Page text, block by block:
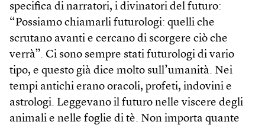
specifica di narratori, i divinatori del futuro:
“Possiamo chiamarli futurologi: quelli che
scrutano avanti e cercano di scorgere ciò che
verrà”. Ci sono sempre stati futurologi di vario
tipo, e questo già dice molto sull’umanità. Nei
tempi antichi erano oracoli, profeti, indovini e
astrologi. Leggevano il futuro nelle viscere degli
animali e nelle foglie di tè. Non importa quante